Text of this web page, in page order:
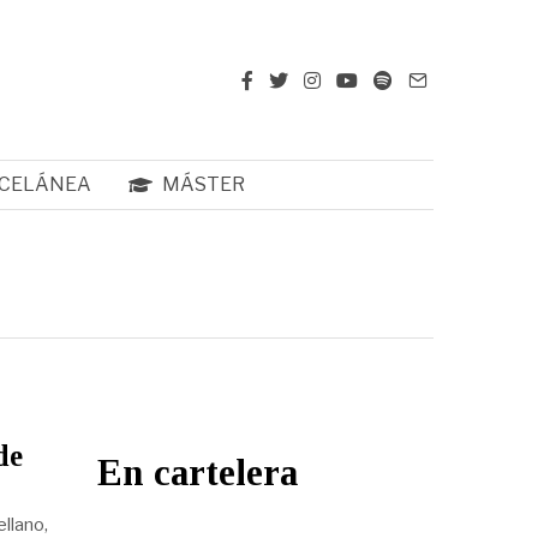
MÁSTER
En cartelera